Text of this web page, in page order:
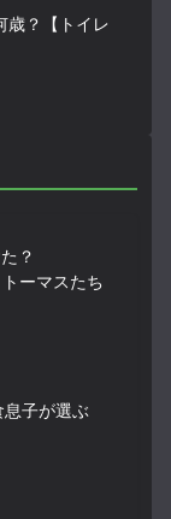
歳？【トイレ
？
ーマスたち
息子が選ぶ